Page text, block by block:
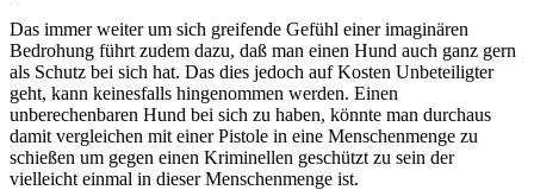
Das immer weiter um sich greifende Gefühl einer imaginären
Bedrohung führt zudem dazu, daß man einen Hund auch ganz gern
als Schutz bei sich hat. Das dies jedoch auf Kosten Unbeteiligter
geht, kann keinesfalls hingenommen werden. Einen
unberechenbaren Hund bei sich zu haben, könnte man durchaus
damit vergleichen mit einer Pistole in eine Menschenmenge zu
schießen um gegen einen Kriminellen geschützt zu sein der
vielleicht einmal in dieser Menschenmenge ist.